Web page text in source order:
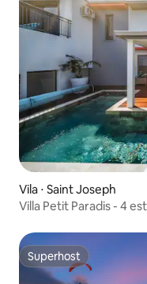
Vila ⋅ Saint Joseph
Villa Petit Paradis - 4
Superhost
Superhost